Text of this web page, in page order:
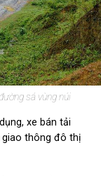
sá vùng núi
xe bán tải
giao thông đô thị